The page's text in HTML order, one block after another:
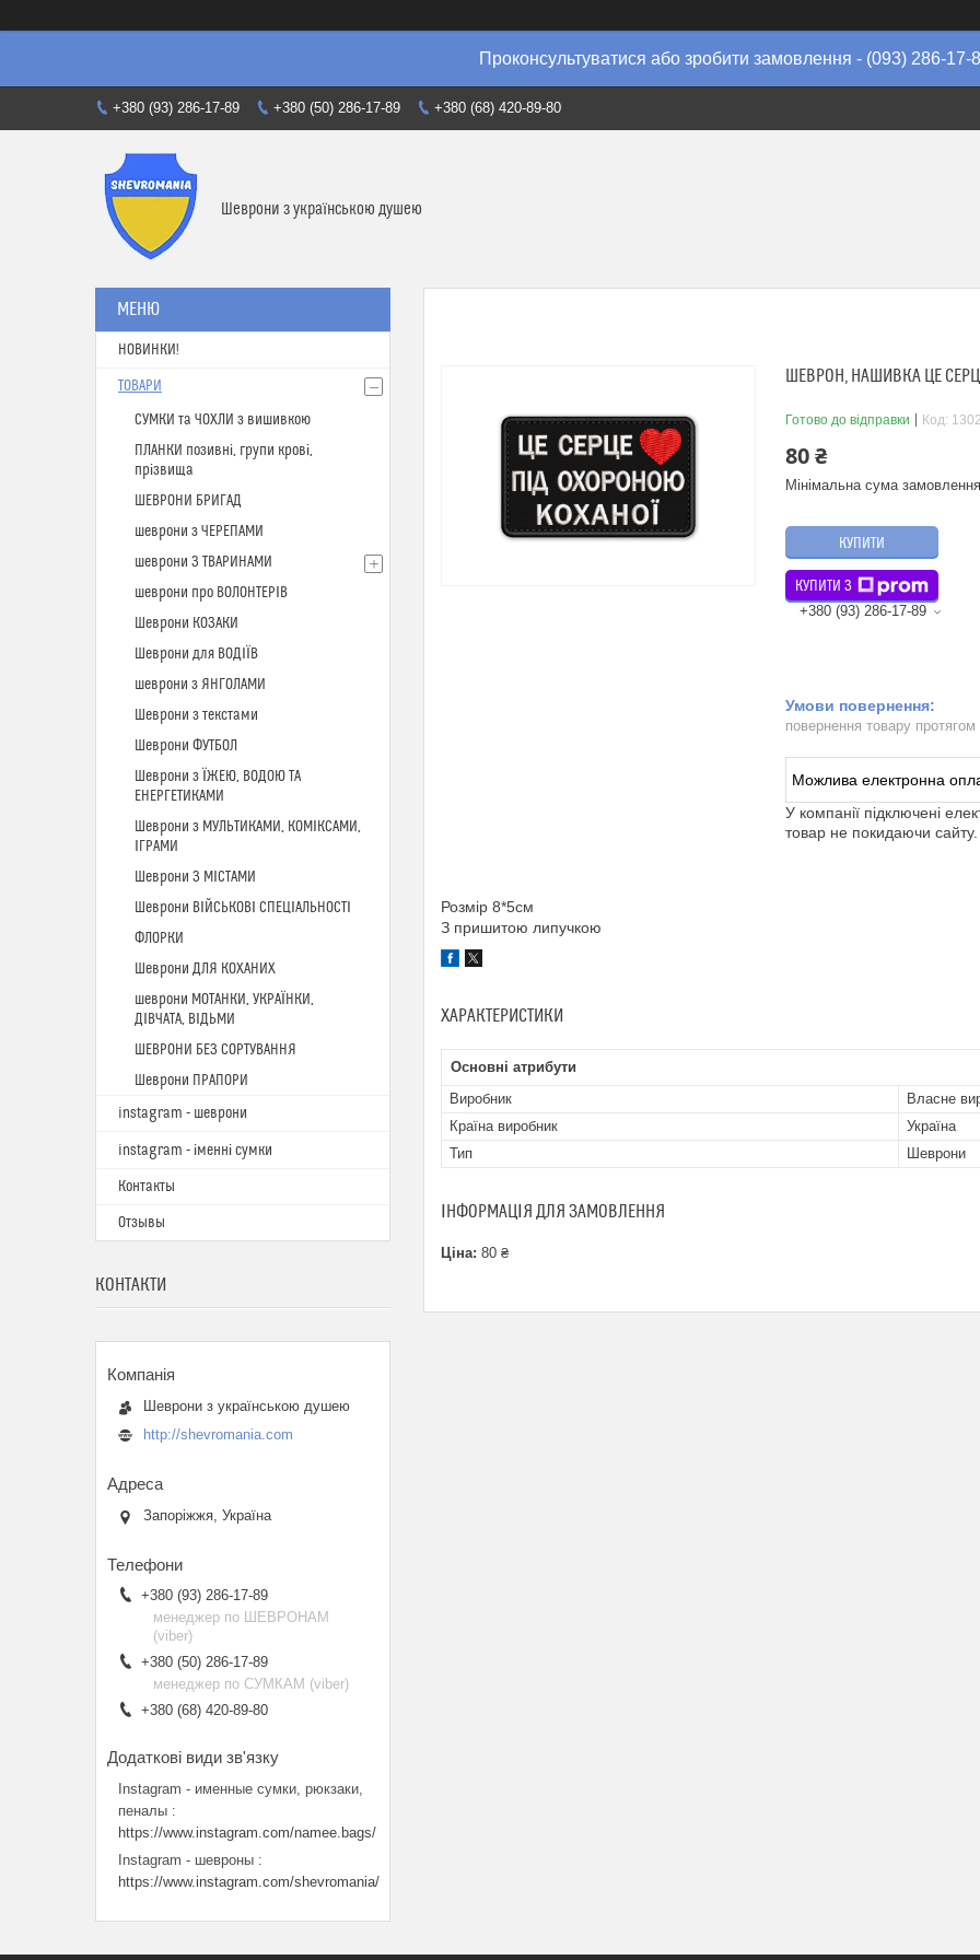
Проконсультуватися або зробити замовлення - (093) 286-17-
+380 (93) 286-17-89 +380 (50) 286-17-89 +380 (68) 420-89-80
Шеврони з українською душею
ШЕВРОН, НАШИВКА ЦЕ
Готово до відправки Код:
80 ₴
Мінімальна сума
КУПИТИ
КУПИТИ З
+380 (93) 286-17-89
повернення товару протягом
У компанії підключені
товар не покидаючи сайту.
Розмір 8*5см
З пришитою липучкою
ХАРАКТЕРИСТИКИ
Основні атрибути
Виробник
Власне
Країна виробник
Україна
Тип
Шеврони
ІНФОРМАЦІЯ ДЛЯ ЗАМОВЛЕННЯ
Ціна: 80 ₴
НОВИНКИ!
ТОВАРИ
СУМКИ та ЧОХЛИ з вишивкою
ПЛАНКИ позивні, групи крові,
прізвища
ШЕВРОНИ БРИГАД
шеврони з ЧЕРЕПАМИ
шеврони З ТВАРИНАМИ
шеврони про ВОЛОНТЕРІВ
Шеврони КОЗАКИ
Шеврони для ВОДІЇВ
шеврони з ЯНГОЛАМИ
Шеврони з текстами
Шеврони ФУТБОЛ
Шеврони з ЇЖЕЮ, ВОДОЮ ТА
ЕНЕРГЕТИКАМИ
Шеврони з МУЛЬТИКАМИ, КОМІКСАМИ,
ІГРАМИ
Шеврони З МІСТАМИ
Шеврони ВІЙСЬКОВІ СПЕЦІАЛЬНОСТІ
ФЛОРКИ
Шеврони ДЛЯ КОХАНИХ
шеврони МОТАНКИ, УКРАЇНКИ,
ДІВЧАТА, ВІДЬМИ
ШЕВРОНИ БЕЗ СОРТУВАННЯ
Шеврони ПРАПОРИ
instagram - шеврони
instagram - іменні сумки
Контакты
Отзывы
КОНТАКТИ
Шеврони з українською душею
http://shevromania.com
Запоріжжя, Україна
+380 (93) 286-17-89
менеджер по ШЕВРОНАМ
(viber)
+380 (50) 286-17-89
менеджер по СУМКАМ (viber)
+380 (68) 420-89-80
Instagram - именные сумки, рюкзаки,
пеналы
https://www.instagram.com/namee.bags/
Instagram - шевроны
https://www.instagram.com/shevromania/